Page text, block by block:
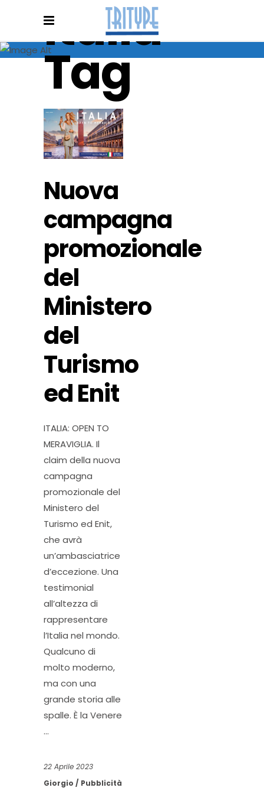
italia
Tag
Nuova
campagna
promozionale
del
Ministero
del
Turismo
ed Enit
ITALIA: OPEN TO
MERAVIGLIA. Il
claim della nuova
campagna
promozionale del
Ministero del
Turismo ed Enit,
che avrà
un’ambasciatrice
d’eccezione. Una
testimonial
all’altezza di
rappresentare
l’Italia nel mondo.
Qualcuno di
molto moderno,
ma con una
grande storia alle
spalle. È la Venere
22 Aprile 2023
Giorgio
Pubblicità